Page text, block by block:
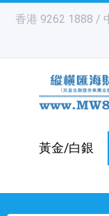
香港 9262 1888 /
黃金/白銀